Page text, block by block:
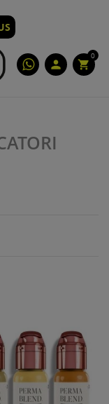
person shopping_cart
0